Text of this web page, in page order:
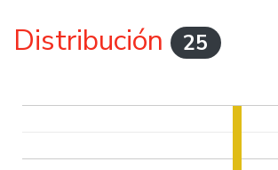
Distribución 25